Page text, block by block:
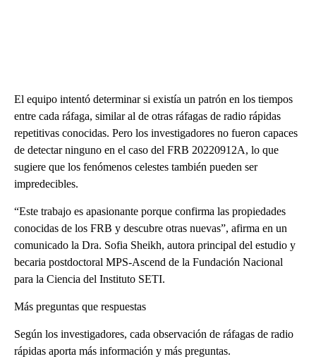
El equipo intentó determinar si existía un patrón en los tiempos
entre cada ráfaga, similar al de otras ráfagas de radio rápidas
repetitivas conocidas. Pero los investigadores no fueron capaces
de detectar ninguno en el caso del FRB 20220912A, lo que
sugiere que los fenómenos celestes también pueden ser
impredecibles.
“Este trabajo es apasionante porque confirma las propiedades
conocidas de los FRB y descubre otras nuevas”, afirma en un
comunicado la Dra. Sofia Sheikh, autora principal del estudio y
becaria postdoctoral MPS-Ascend de la Fundación Nacional
para la Ciencia del Instituto SETI.
Más preguntas que respuestas
Según los investigadores, cada observación de ráfagas de radio
rápidas aporta más información y más preguntas.